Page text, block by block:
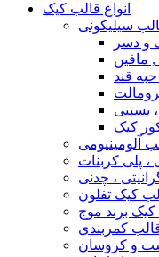
انواع قالب کیک
سیلیکونی
و دسر
مافین
قند
بستنی
کیک
آلومینیومی
پلی کربنات
، چدنی
کیک تفلون
برند موج
کمربندی
و کروسان